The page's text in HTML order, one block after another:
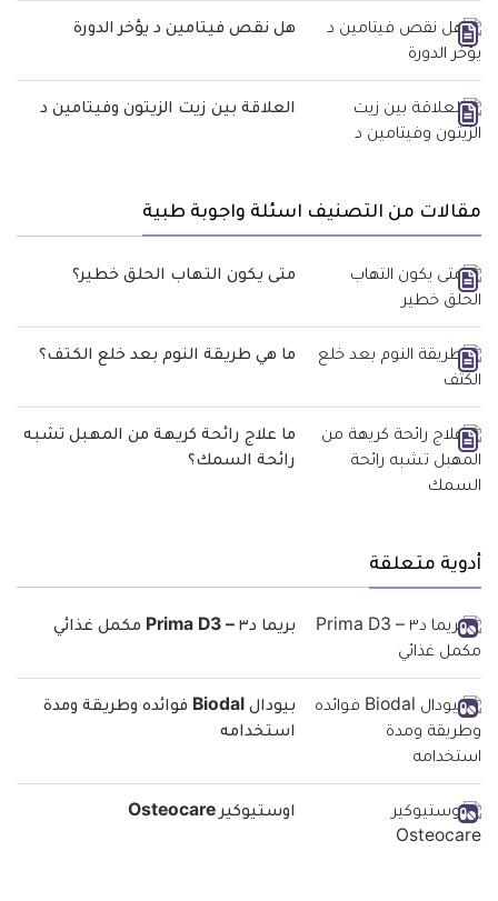
هل نقص فيتامين د يؤخر الدورة
العلاقة بين زيت الزيتون وفيتامين د
مقالات من التصنيف اسئلة واجوبة طبية
متى يكون التهاب الحلق خطير؟
ما هي طريقة النوم بعد خلع الكتف؟
ما علاج رائحة كريهة من المهبل تشبه
رائحة السمك؟
أدوية متعلقة
بريما د٣ – Prima D3 مكمل غذائي
بيودال Biodal فوائده وطريقة ومدة
استخدامه
اوستيوكير Osteocare